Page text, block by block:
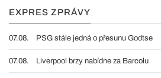
EXPRES ZPRÁVY
07.08. PSG stále jedná o přesunu Godtse
07.08. Liverpool brzy nabídne za Barcolu